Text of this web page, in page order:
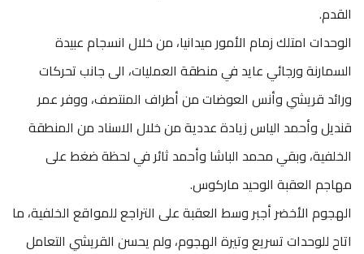
القدم.
الوحدات امتلك زمام الأمور ميدانيا، من خلال انسجام عبيدة
السمارنة ورجائي عايد في منطقة العمليات، الى جانب تحركات
ورائد قريشي وأنس العوضات من أطراف المنتصف، ووفر عمر
قنديل وأحمد الياس زيادة عددية من خلال الاسناد من المنطقة
الخلفية، وبقي محمد الباشا وأحمد ثائر في لحظة ضغط على
مهاجم العقبة الوحيد ماركوس.
الهجوم الأخضر أجبر وسط العقبة على التراجع للمواقع الخلفية، ما
اتاح للوحدات تسريع وتيرة الهجوم، ولم يحسن القريشي التعامل